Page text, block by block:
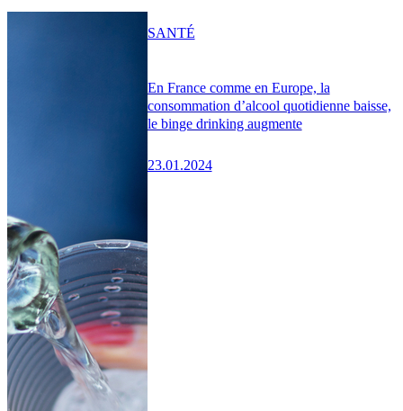
En France comme en Europe, la
consommation d’alcool quotidienne baisse,
le binge drinking augmente
23.01.2024
SANTÉ